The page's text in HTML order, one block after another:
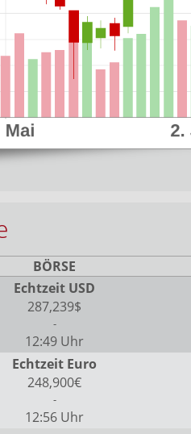
BÖRSE
Echtzeit USD
287,239$
-
12:49 Uhr
Echtzeit Euro
248,900€
-
12:56 Uhr